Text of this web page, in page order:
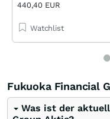
440,40 EUR
Watchlist
Fukuoka Financial
Was ist der